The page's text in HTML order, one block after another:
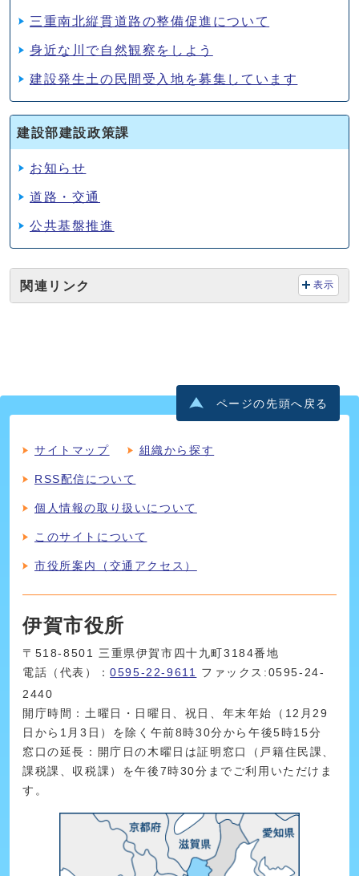
三重南北縦貫道路の整備促進について
身近な川で自然観察をしよう
建設発生土の民間受入地を募集しています
建設部建設政策課
お知らせ
道路・交通
公共基盤推進
関連リンク 表示
ページの先頭へ戻る
サイトマップ 組織から探す
RSS配信について
個人情報の取り扱いについて
このサイトについて
市役所案内（交通アクセス）
伊賀市役所
〒518-8501 三重県伊賀市四十九町3184番地
電話（代表）：0595-22-9611
ファックス:0595-24-
2440
開庁時間：土曜日・日曜日、祝日、年末年始（12月29
日から1月3日）を除く午前8時30分から午後5時15分
窓口の延長：開庁日の木曜日は証明窓口（戸籍住民課、
課税課、収税課）を午後7時30分までご利用いただけま
す。